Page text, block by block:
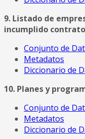
9. Listado de
incumplido
Conjunto de
Metadatos
Diccionario de
10. Planes y
Conjunto de
Metadatos
Diccionario de